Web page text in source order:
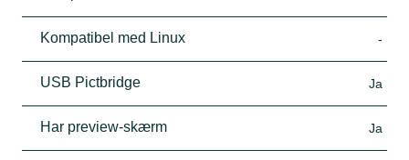
Kompatibel med Linux -
USB Pictbridge Ja
Har preview-skærm Ja